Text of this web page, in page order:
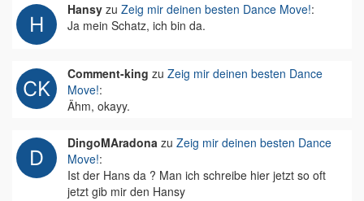
Hansy zu Zeig mir deinen besten Dance Move!:
Ja mein Schatz, ich bin da.
Comment-king zu Zeig mir deinen besten Dance
Move!:
Ähm, okayy.
DingoMAradona zu Zeig mir deinen besten Dance
Move!:
Ist der Hans da ? Man ich schreibe hier jetzt so oft
jetzt gib mir den Hansy